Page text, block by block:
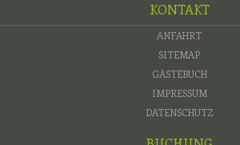
KONTAKT
ANFAHRT
SITEMAP
GÄSTEBUCH
IMPRESSUM
DATENSCHUTZ